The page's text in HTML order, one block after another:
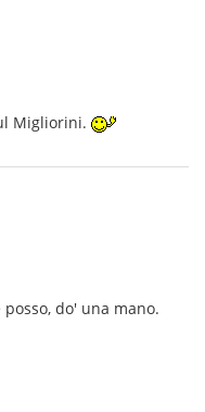
Migliorini.
do' una mano.